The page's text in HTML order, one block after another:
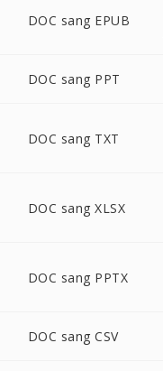
DOC sang EPUB
DOC sang PPT
DOC sang TXT
DOC sang XLSX
DOC sang PPTX
DOC sang CSV